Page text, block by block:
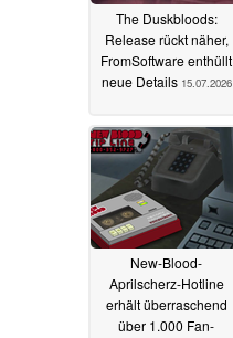
The Duskbloods:
Release rückt näher,
FromSoftware enthüllt
neue Details 15.07.2026
New-Blood-
Aprilscherz-Hotline
erhält überraschend
über 1.000 Fan-